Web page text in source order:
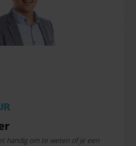
handig om te weten of je een